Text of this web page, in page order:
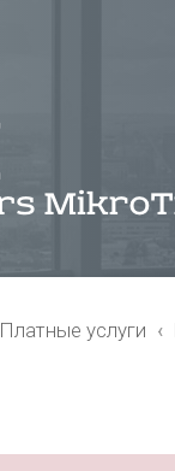
Платные услуги